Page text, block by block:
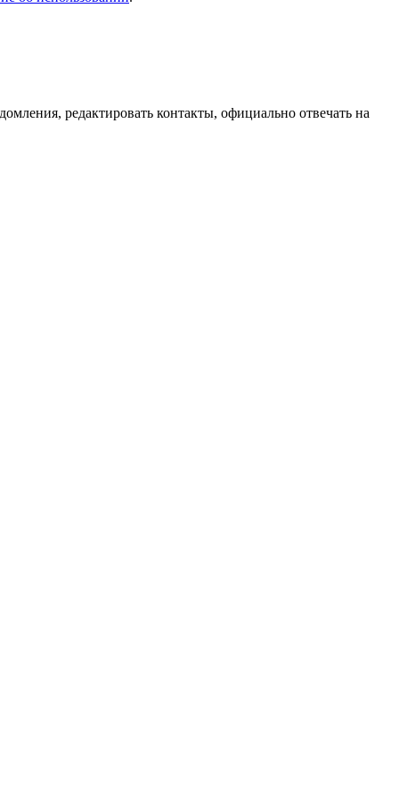
редактировать контакты, официально отвечать на